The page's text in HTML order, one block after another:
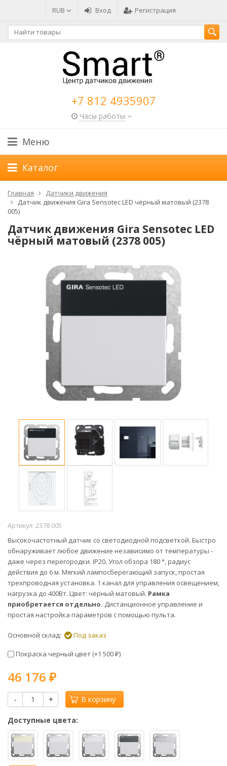
RUB Вход Регистрация
+7 812 4935907
Часы работы
Меню
Каталог
Главная
Датчики движения
Датчик движения Gira Sensotec LED чёрный матовый (2378
005)
Датчик движения Gira Sensotec LED
чёрный матовый (2378 005)
Артикул: 2378 005
Высокочастотный датчик со светодиодной подсветкой. Быстро
обнаруживает любое движение независимо от температуры -
даже через перегородки. IP20. Угол обзора 180 °, радиус
действия до 6 м. Мягкий лампосберегающий запуск, простая
трехпроводная установка. 1 канал для управления освещением,
нагрузка до 400Вт. Цвет: чёрный матовый. Рамка
приобретается отдельно. Дистанционное управление и
простая настройка параметров с помощью пульта.
Основной склад: Под заказ
Покраска черный цвет (+1 500 ₽)
46 176 ₽
- + В корзину
Доступные цвета: